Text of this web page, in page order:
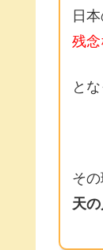
日
残
と
そ
天